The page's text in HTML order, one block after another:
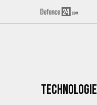
Technologie